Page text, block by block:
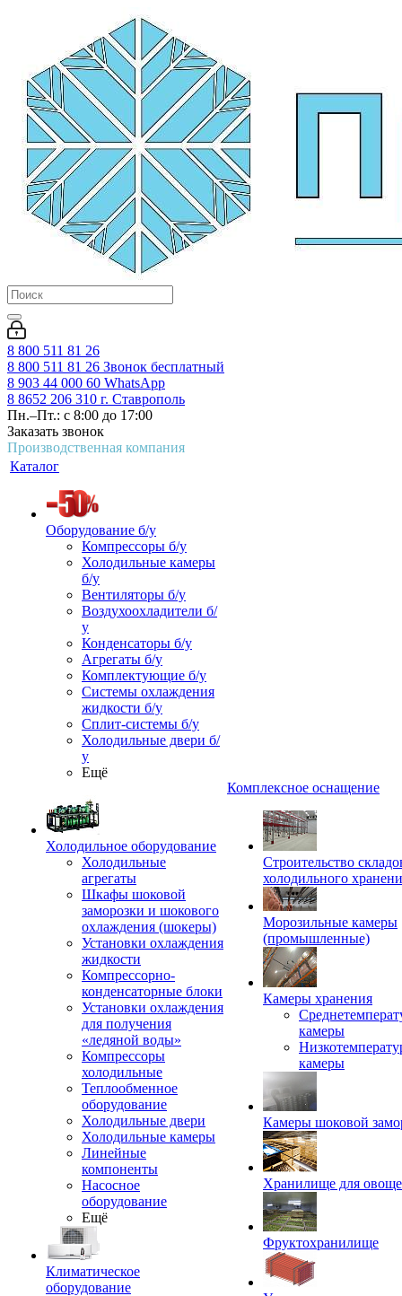
8 800 511 81 26
8 800 511 81 26 Звонок бесплатный
8 903 44 000 60 WhatsАpp
8 8652 206 310 г. Ставрополь
Пн.–Пт.: с 8:00 до 17:00
Заказать звонок
Производственная компания
Каталог
Оборудование б/у
Компрессоры б/у
Холодильные камеры
б/у
Вентиляторы б/у
Воздухоохладители б/
у
Конденсаторы б/у
Агрегаты б/у
Комплектующие б/у
Системы охлаждения
жидкости б/у
Сплит-системы б/у
Холодильные двери б/
у
Ещё
Холодильное оборудование
Холодильные
агрегаты
Шкафы шоковой
заморозки и шокового
охлаждения (шокеры)
Установки охлаждения
жидкости
Компрессорно-
конденсаторные блоки
Установки охлаждения
для получения
«ледяной воды»
Компрессоры
холодильные
Теплообменное
оборудование
Холодильные двери
Холодильные камеры
Линейные
компоненты
Насосное
оборудование
Ещё
Климатическое
оборудование
Комплексное оснащение
Строительство
холодильного
Морозильные камеры
(промышленные)
Камеры хранения
камеры
камеры
Камеры шоковой
Хранилище для
Фруктохранилище